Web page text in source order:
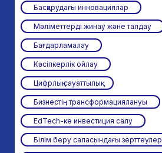
Басқарудағы инновациялар
Мәліметтерді жинау және талдау
Бағдарламалау
Кәсіпкерлік ойлау
Цифрлық сауаттылық
Бизнестің трансформациялануы
EdTech-ке инвестиция салу
Білім беру саласындағы